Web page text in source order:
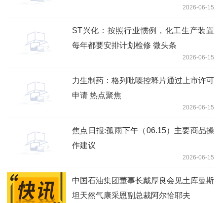
2026-06-15
ST兴化：按照行业惯例，化工生产装置
每年都要安排计划检修 微头条
2026-06-15
力生制药：格列吡嗪控释片通过上市许可
申请 热点聚焦
2026-06-15
焦点日报:孤雨下午（06.15）主要商品操
作建议
2026-06-15
中国石油集团董事长戴厚良会见土库曼斯
坦天然气康采恩副总裁阿尔恰耶夫